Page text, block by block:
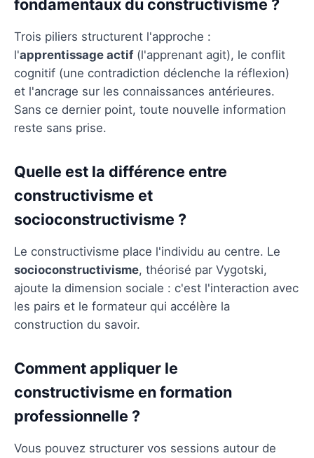
fondamentaux du constructivisme ?
Trois piliers structurent l'approche :
l'apprentissage actif(l'apprenant agit), le conflit
cognitif (une contradiction déclenche la réflexion)
et l'ancrage sur les connaissances antérieures.
Sans ce dernier point, toute nouvelle information
reste sans prise.
Quelle est la différence entre
constructivisme et
socioconstructivisme ?
Le constructivisme place l'individu au centre. Le
socioconstructivisme, théorisé par Vygotski,
ajoute la dimension sociale : c'est l'interaction avec
les pairs et le formateur qui accélère la
construction du savoir.
Comment appliquer le
constructivisme en formation
professionnelle ?
Vous pouvez structurer vos sessions autour de